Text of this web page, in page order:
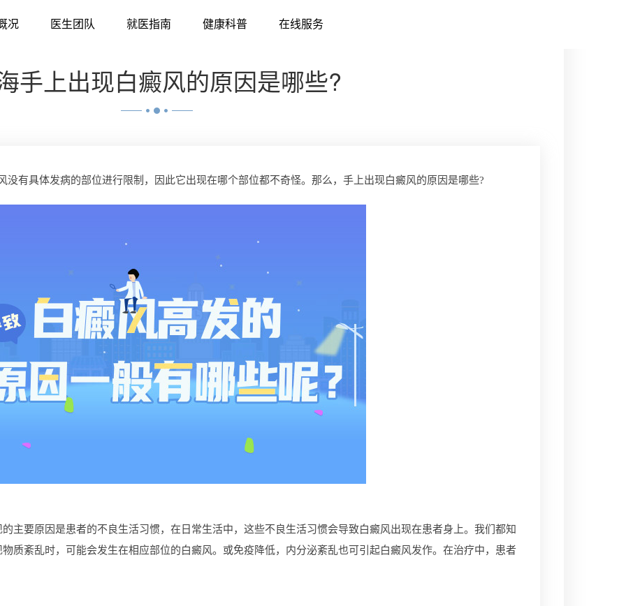
况 医生团队 就医指南 健康科普 在线服务
手上出现白癜风的原因是哪些?
具体发病的部位进行限制，因此它出现在哪个部位都不奇怪。那么，手上出现白癜风的原因是哪些?
要原因是患者的不良生活习惯，在日常生活中，这些不良生活习惯会导致白癜风出现在患者身上。我们都知
质紊乱时，可能会发生在相应部位的白癜风。或免疫降低，内分泌紊乱也可引起白癜风发作。在治疗中，患者